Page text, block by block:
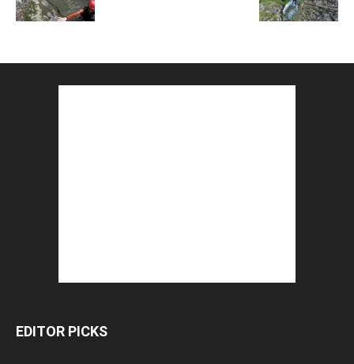
EDITOR PICKS